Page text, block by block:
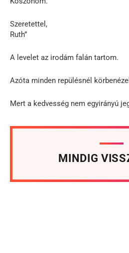
Szeretettel,
Ruth”
A levelet az irodám falán tartom.
Azóta minden repülésnél
Mert a kedvesség nem egyirányú
MINDIG